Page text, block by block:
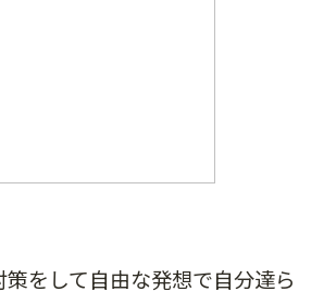
をして自由な発想で自分達ら